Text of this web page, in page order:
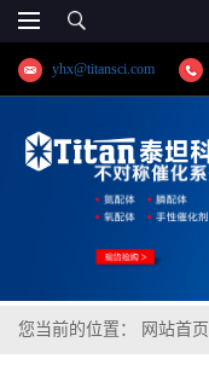
yhx@titansci.com
您当前的位置： 网站首页